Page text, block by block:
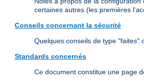
certaines autres (les premières
Conseils concernant la sécurité
Quelques conseils de type "faites"
Standards concernés
Ce document constitue une page